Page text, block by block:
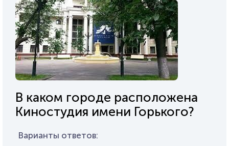
В каком городе расположена
Киностудия имени Горького?
Варианты ответов: